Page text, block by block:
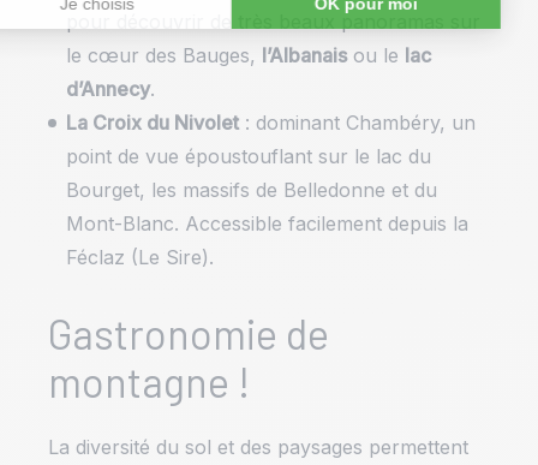
le cœur des Bauges, l’Albanaisou le lac
d’Annecy.
La Croix du Nivolet: dominant Chambéry, un
point de vue époustouflant sur le lac du
Bourget, les massifs de Belledonne et du
Mont-Blanc. Accessible facilement depuis la
Féclaz (Le Sire).
Gastronomie de
montagne !
La diversité du sol et des paysages permettent